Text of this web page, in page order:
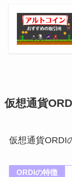
仮想通貨
仮想通貨ORDI
ORDIの特徴